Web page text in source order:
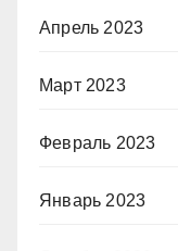
Апрель 2023
Март 2023
Февраль 2023
Январь 2023